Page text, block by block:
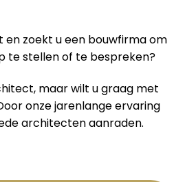
zoekt u een bouwfirma om
te stellen of te bespreken?
maar wilt u graag met
onze jarenlange ervaring
architecten aanraden.